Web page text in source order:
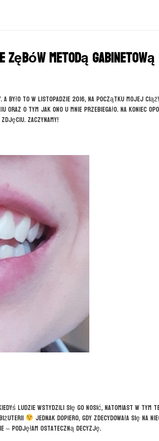
zębów metodą gabinetową
było to w listopadzie 2016, na początku mojej
o tym jak ono u mnie przebiegało. Na koniec
Zaczynamy!
ludzie wstydzili się go nosić, natomiast w tym
Jednak dopiero, gdy zdecydowała się na
– podjęłam ostateczną decyzję.